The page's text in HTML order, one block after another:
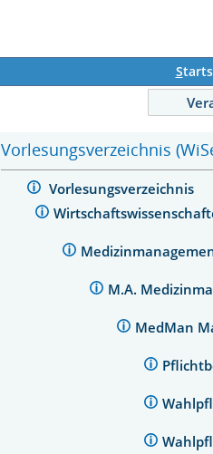
S
Vorlesungsverzeichnis
Vorlesungsverzeichnis
M.A.
MedMan